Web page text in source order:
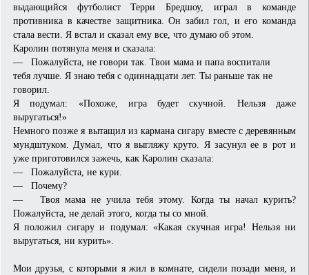
выдающийся футболист Терри Бредшоу, играл в команде
противника в качестве защитника. Он забил гол, и его команда
стала вести. Я встал и сказал ему все, что думаю об этом.
Каролин потянула меня и сказала:
— Пожалуйста, не говори так. Твои мама и папа воспитали
тебя лучше. Я знаю тебя с одиннадцати лет. Ты раньше так не
говорил.
Я подумал: «Похоже, игра будет скучной. Нельзя даже
выругаться!»
Немного позже я вытащил из кармана сигару вместе с деревянным
мундштуком. Думал, что я выгляжу круто. Я засунул ее в рот и
уже приготовился зажечь, как Каролин сказала:
— Пожалуйста, не кури.
— Почему?
— Твоя мама не учила тебя этому. Когда ты начал курить?
Пожалуйста, не делай этого, когда ты со мной.
Я положил сигару и подумал: «Какая скучная игра! Нельзя ни
выругаться, ни курить».
Мои друзья, с которыми я жил в комнате, сидели позади меня, и